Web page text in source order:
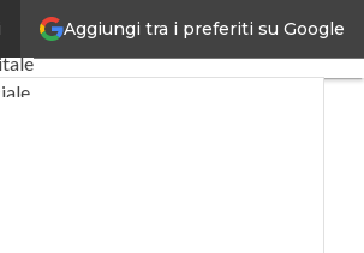
Aggiungi tra i preferiti su Google